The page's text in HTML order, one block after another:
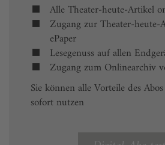
Alle Theater-heute-Artikel
Zugang zur Theater-
ePaper
Lesegenuss auf allen
Zugang zum Onlinearchiv
Sie können alle Vorteile des Abos
sofort nutzen